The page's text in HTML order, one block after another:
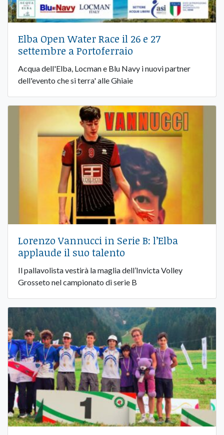
Elba Open Water Race il 26 e 27
settembre a Portoferraio
Acqua dell'Elba, Locman e Blu Navy i nuovi partner
dell'evento che si terra' alle Ghiaie
Lorenzo Vannucci in Serie B: l’Elba
applaude il suo talento
Il pallavolista vestirà la maglia dell’Invicta Volley
Grosseto nel campionato di serie B